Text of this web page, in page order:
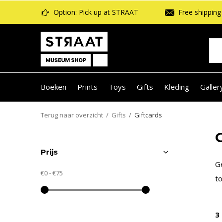
Boeken Prints Toys Gifts Kleding
Option: Pick up at STRAAT Free
Terug naar overzicht Gifts Giftcards
3
Prijs
€0-€75